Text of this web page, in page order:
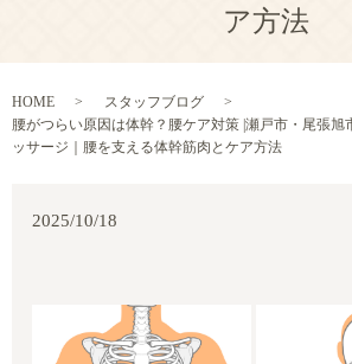
ア方法
HOME
スタッフブログ
腰がつらい原因は体幹？腰ケア対策 |瀬戸市・尾張旭
ッサージ｜腰を支える体幹筋肉とケア方法
2025/10/18